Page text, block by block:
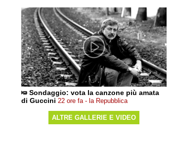
Sondaggio: vota la canzone più amata
di Guccini 22 ore fa - la Repubblica
ALTRE GALLERIE E VIDEO